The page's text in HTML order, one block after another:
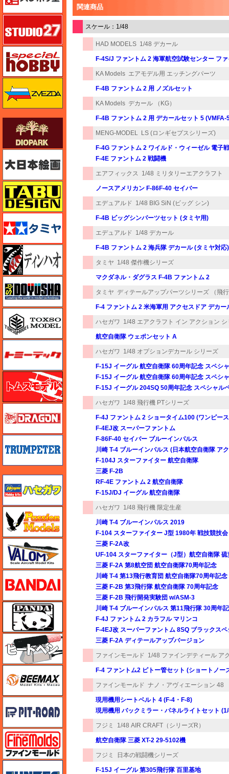
関連商品
スケール：1/48
HAD MODELS 1/48 デカール
F-4S/J ファントム 2 海軍航空試験センター フ
KA Models エアモデル用 エッチングパーツ
F-4B ファントム 2 用 ノズルセット
KA Models デカール （KG）
F-4B ファントム 2 用 デカールセット 5
MENG-MODEL LS (ロンギセプスシリーズ)
F-4G ファントム 2 ワイルド・ウィーゼル 電子
F-4E ファントム 2 戦闘機
エアフィックス 1/48 ミリタリーエアクラフト
ノースアメリカン F-86F-40 セイバー
エデュアルド 1/48 BIG SiN (ビッグ シン)
F-4B ビッグシンパーツセット (タミヤ用)
エデュアルド 1/48 デカール
F-4B ファントム 2 海兵隊 デカール (タミヤ対応)
タミヤ 1/48 傑作機シリーズ
マクダネル・ダグラス F-4B ファントム 2
タミヤ ディテールアップパーツシリーズ （飛
F-4 ファントム 2 米海軍用 アクセスドア デカー
ハセガワ 1/48 エアクラフト イン アクション シ
航空自衛隊 ウェポンセット A
ハセガワ 1/48 オプションデカール シリーズ
F-15J イーグル 航空自衛隊 60周年記念 スペシ
F-15J イーグル 航空自衛隊 60周年記念 スペシ
F-15J イーグル 204SQ 50周年記念 スペシャル
ハセガワ 1/48 飛行機 PTシリーズ
F-4J ファントム 2 ショータイム100 (ワンピー
F-4EJ改 スーパーファントム
F-86F-40 セイバー ブルーインパルス
川崎 T-4 ブルーインパルス (日本航空自衛隊 ア
F-104J スターファイター 航空自衛隊
三菱 F-2B
RF-4E ファントム 2 航空自衛隊
F-15J/DJ イーグル 航空自衛隊
ハセガワ 1/48 飛行機 限定生産
川崎 T-4 ブルーインパルス 2019
F-104 スターファイター J型 1980年 戦技競技
三菱 F-2A改
UF-104 スターファイター（J型）航空自衛隊
三菱 F-2A 第8航空団 航空自衛隊70周年記念
川崎 T-4 第13飛行教育団 航空自衛隊70周年記念
三菱 F-2B 第3飛行隊 航空自衛隊 70周年記念
三菱 F-2B 飛行開発実験団 w/ASM-3
川崎 T-4 ブルーインパルス 第11飛行隊 30周年
F-4J ファントム 2 カラフル マリンコ
F-4EJ改 スーパーファントム 8SQ ブラックスペ
三菱 F-2A ディテールアップバージョン
ファインモールド 1/48 ファインデティール ア
F-4 ファントム2 ピトー管セット (ショートノー
ファインモールド ナノ・アヴィエーション 48
現用機用シートベルト 4 (F-4・F-8)
現用機用 バックミラー・パネルライトセット
フジミ 1/48 AIR CRAFT（シリーズR）
航空自衛隊 三菱 XT-2 29-5102機
フジミ 日本の戦闘機シリーズ
F-15J イーグル 第305飛行隊 百里基地
スタジオ27・タブデザイン
スペシャルホビー
ズベズダ（Zvezda）
ダイオパーク（diopark）
タブデザイン・スタジオ27
ディン・ハオ
トキソモデル（toxso_model）
トミーテック
トムスモデル
トランペッター
バロムモデル
パンダホビー
ヒートペン（十和田技研・ブレインファクトリー）
ピットロード
ファインモールド